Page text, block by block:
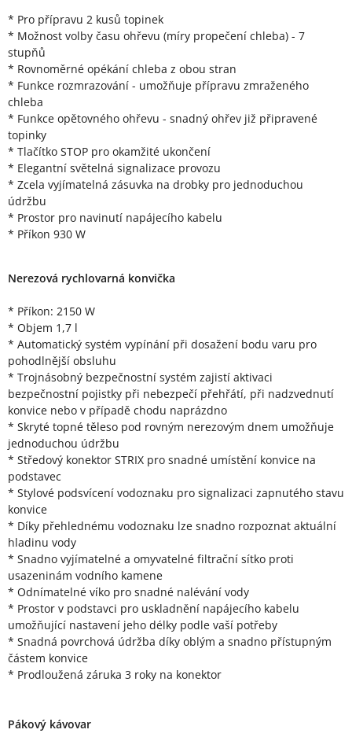
* Pro přípravu 2 kusů topinek
* Možnost volby času ohřevu (míry propečení chleba) - 7
stupňů
* Rovnoměrné opékání chleba z obou stran
* Funkce rozmrazování - umožňuje přípravu zmraženého
chleba
* Funkce opětovného ohřevu - snadný ohřev již připravené
topinky
* Tlačítko STOP pro okamžité ukončení
* Elegantní světelná signalizace provozu
* Zcela vyjímatelná zásuvka na drobky pro jednoduchou
údržbu
* Prostor pro navinutí napájecího kabelu
* Příkon 930 W
Nerezová rychlovarná konvička
* Příkon: 2150 W
* Objem 1,7 l
* Automatický systém vypínání při dosažení bodu varu pro
pohodlnější obsluhu
* Trojnásobný bezpečnostní systém zajistí aktivaci
bezpečnostní pojistky při nebezpečí přehřátí, při nadzvednutí
konvice nebo v případě chodu naprázdno
* Skryté topné těleso pod rovným nerezovým dnem umožňuje
jednoduchou údržbu
* Středový konektor STRIX pro snadné umístění konvice na
podstavec
* Stylové podsvícení vodoznaku pro signalizaci zapnutého stavu
konvice
* Díky přehlednému vodoznaku lze snadno rozpoznat aktuální
hladinu vody
* Snadno vyjímatelné a omyvatelné filtrační sítko proti
usazeninám vodního kamene
* Odnímatelné víko pro snadné nalévání vody
* Prostor v podstavci pro uskladnění napájecího kabelu
umožňující nastavení jeho délky podle vaší potřeby
* Snadná povrchová údržba díky oblým a snadno přístupným
částem konvice
* Prodloužená záruka 3 roky na konektor
Pákový kávovar